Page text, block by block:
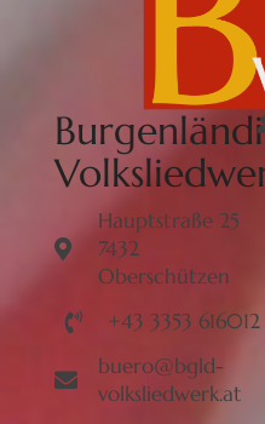
Hauptstraße 25
7432
Oberschützen
+43 3353 616012
buero@bgld-
volksliedwerk.at